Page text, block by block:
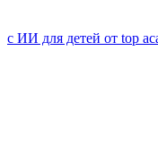
с ИИ для детей от top